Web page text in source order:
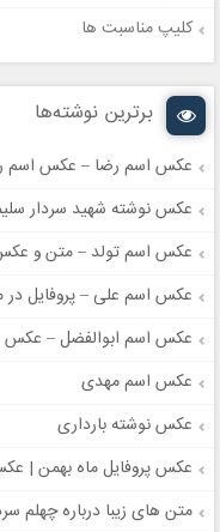
کلیپ مناسبت ها
برترین نوشته‌ها
عکس اسم رضا – عکس اسم
عکس نوشته شهید سردار
عکس اسم تولد – متن و
عکس اسم علی – پروفایل در
عکس اسم ابوالفضل – عکس
عکس اسم مهدی
عکس نوشته بارداری
عکس پروفایل ماه بهمن |
متن های زیبا درباره چهلم